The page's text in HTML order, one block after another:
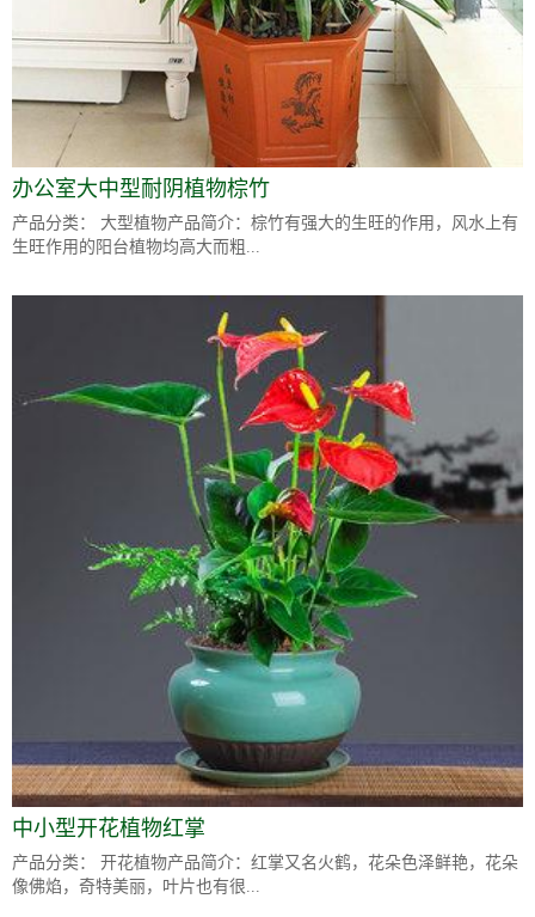
办公室大中型耐阴植物棕竹
产品分类： 大型植物产品简介：棕竹有强大的生旺的作用，风水上有
生旺作用的阳台植物均高大而粗...
中小型开花植物红掌
产品分类： 开花植物产品简介：红掌又名火鹤，花朵色泽鲜艳，花朵
像佛焰，奇特美丽，叶片也有很...